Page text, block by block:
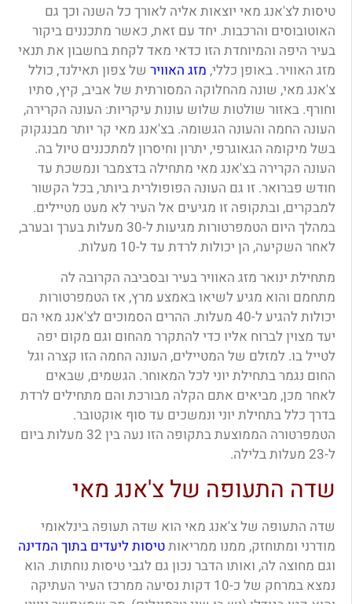
טיסות לצ'אנג מאי יוצאות אליה לאורך כל השנה וכך גם
האוטובוסים והרכבות. יחד עם זאת, כאשר מתכננים ביקור
בעיר היפה והמיוחדת הזו כדאי מאד לקחת בחשבון את תנאי
מזג האוויר. באופן כללי, מזג האוויר של צפון תאילנד, כולל
צ'אנג מאי, שונה מהחלוקה המסורתית של אביב, קיץ, סתיו
וחורף. באזור שולטות שלוש עונות עיקריות: העונה הקרירה,
העונה החמה והעונה הגשומה. בצ'אנג מאי קר יותר מבנגקוק
בשל מיקומה הגאוגרפי, יתרון וחיסרון למתכננים טיול בה.
העונה הקרירה בצ'אנג מאי מתחילה בדצמבר ונמשכת עד
חודש פברואר. זו גם העונה הפופולרית ביותר, בכל הקשור
למבקרים, ובתקופה זו מגיעים אל העיר לא מעט מטיילים.
במהלך היום הטמפרטורות מגיעות ל-30 מעלות בערך ובערב,
לאחר השקיעה, הן יכולות לרדת עד ל-10 מעלות.
מתחילת ינואר מזג האוויר בעיר ובסביבה הקרובה לה
מתחמם והוא מגיע לשיאו באמצע מרץ, אז הטמפרטורות
יכולות להגיע ל-40 מעלות. ההרים הסמוכים לצ'אנג מאי הם
יעד מצוין לברוח אליו כדי להתקרר מהחום וגם מקום יפה
לטייל בו. למזלם של המטיילים, העונה החמה הזו קצרה וגל
החום נגמר בתחילת יוני לכל המאוחר. הגשמים, שבאים
לאחר מכן, מביאים אתם הקלה מבורכת והם מתחילים לרדת
בדרך כלל בתחילת יוני ונמשכים עד סוף אוקטובר.
הטמפרטורה הממוצעת בתקופה הזו נעה בין 32 מעלות ביום
ל-23 מעלות בלילה.
שדה התעופה של צ'אנג מאי
שדה התעופה של צ'אנג מאי הוא שדה תעופה בינלאומי
מודרני ומתוחזק, ממנו ממריאותטיסות ליעדים בתוך המדינה
וגם מחוצה לה, ואותו הדבר נכון גם לגבי טיסות נוחתות. הוא
נמצא במרחק של כ-10 דקות נסיעה ממרכז העיר העתיקה